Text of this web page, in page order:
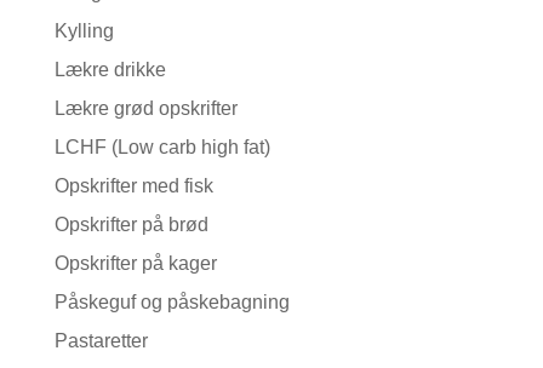
Kylling
Lækre drikke
Lækre grød opskrifter
LCHF (Low carb high fat)
Opskrifter med fisk
Opskrifter på brød
Opskrifter på kager
Påskeguf og påskebagning
Pastaretter